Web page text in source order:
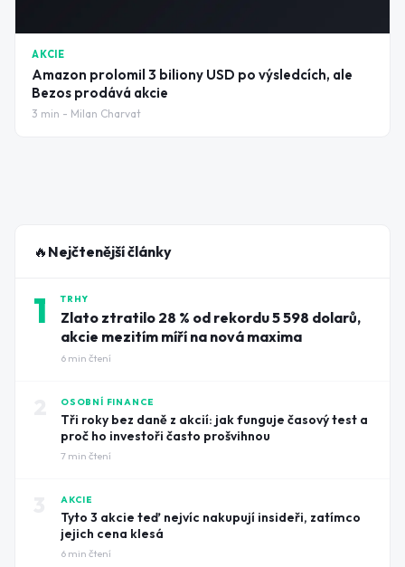
AKCIE
Amazon prolomil 3 biliony USD po výsledcích, ale
Bezos prodává akcie
3 min - Milan Charvat
🔥 Nejčtenější články
1 TRHY
Zlato ztratilo 28 % od rekordu 5 598 dolarů,
akcie mezitím míří na nová maxima
6 min čtení
OSOBNÍ FINANCE
Tři roky bez daně z akcií: jak funguje časový test a
proč ho investoři často prošvihnou
7 min čtení
AKCIE
Tyto 3 akcie teď nejvíc nakupují insideři, zatímco
jejich cena klesá
6 min čtení